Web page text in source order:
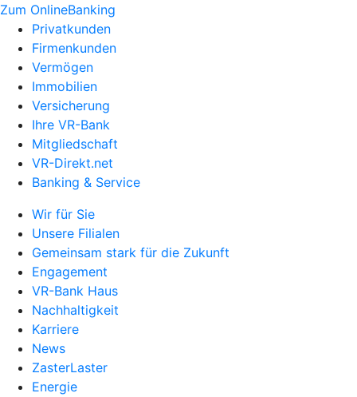
Zum OnlineBanking
Privatkunden
Firmenkunden
Vermögen
Immobilien
Versicherung
Ihre VR-Bank
Mitgliedschaft
VR-Direkt.net
Banking & Service
Wir für Sie
Unsere Filialen
Gemeinsam stark für die Zukunft
Engagement
VR-Bank Haus
Nachhaltigkeit
Karriere
News
ZasterLaster
Energie